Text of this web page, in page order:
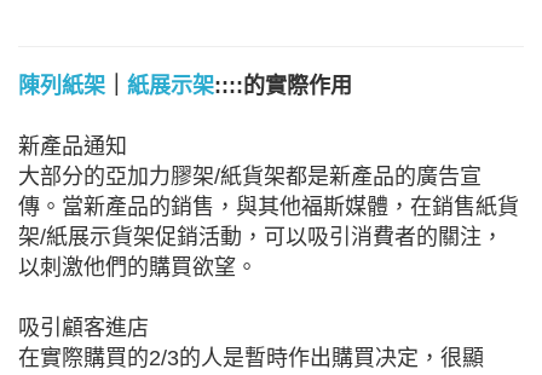
陳列紙架 紙展示架::::的實際作用
新產品通知
大部分的亞加力膠架/紙貨架都是新產品的廣告宣
傳。當新產品的銷售，與其他福斯媒體，在銷售紙貨
架/紙展示貨架促銷活動，可以吸引消費者的關注，
以刺激他們的購買欲望。
吸引顧客進店
在實際購買的2/3的人是暫時作出購買决定，很顯